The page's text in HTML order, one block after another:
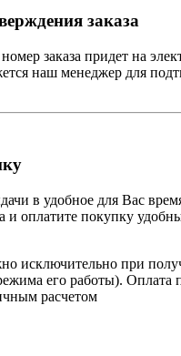
заказа
заказа придет на
наш менеджер для
в удобное для Вас
и оплатите покупку
исключительно при
его работы). Оплата
расчетом